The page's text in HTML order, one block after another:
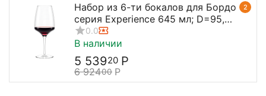
2
Набор из 6-ти бокалов для Бордо
серия Experience 645 мл; D=95,
H=238 мм, Stolzle
0.0
В наличии
5 53920 Р
6 92400 Р